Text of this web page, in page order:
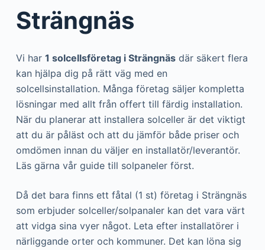
eSträngnäs
Vi har 1 solcellsföretag i Strängnäsdär säkert flera
kan hjälpa dig på rätt väg med en
solcellsinstallation. Många företag säljer kompletta
lösningar med allt från offert till färdig installation.
När du planerar att installera solceller är det viktigt
att du är påläst och att du jämför både priser och
omdömen innan du väljer en installatör/leverantör.
Läs gärna vår guide till solpaneler först.
Då det bara finns ett fåtal (1 st) företag i Strängnäs
som erbjuder solceller/solpanaler kan det vara värt
att vidga sina vyer något. Leta efter installatörer i
närliggande orter och kommuner. Det kan löna sig